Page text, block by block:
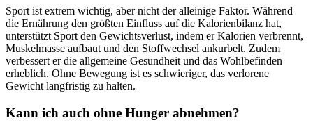
Sport ist extrem wichtig, aber nicht der alleinige Faktor. Während
die Ernährung den größten Einfluss auf die Kalorienbilanz hat,
unterstützt Sport den Gewichtsverlust, indem er Kalorien verbrennt,
Muskelmasse aufbaut und den Stoffwechsel ankurbelt. Zudem
verbessert er die allgemeine Gesundheit und das Wohlbefinden
erheblich. Ohne Bewegung ist es schwieriger, das verlorene
Gewicht langfristig zu halten.
Kann ich auch ohne Hunger abnehmen?